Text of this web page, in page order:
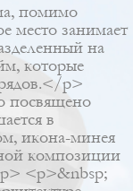
помимо
место занимает
на
которые
p>
посвящено
в
икона-минея
композиции
p> <p>&nbsp;